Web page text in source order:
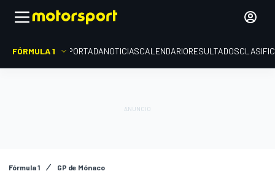
FÓRMULA 1 PORTADANOTICIASCALENDARIORESULTADOS
Fórmula 1 GP de Mónaco